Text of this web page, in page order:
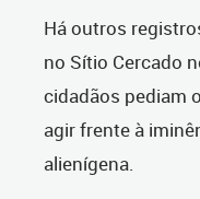
Há outros
no Sítio Cercado
cidadãos pediam
agir frente à
alienígena.